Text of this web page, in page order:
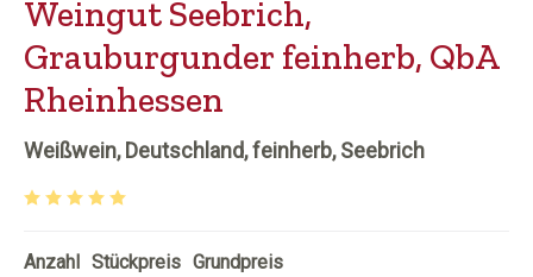
Weingut Seebrich,
Grauburgunder feinherb, QbA
Rheinhessen
Weißwein, Deutschland, feinherb, Seebrich
Anzahl Stückpreis Grundpreis